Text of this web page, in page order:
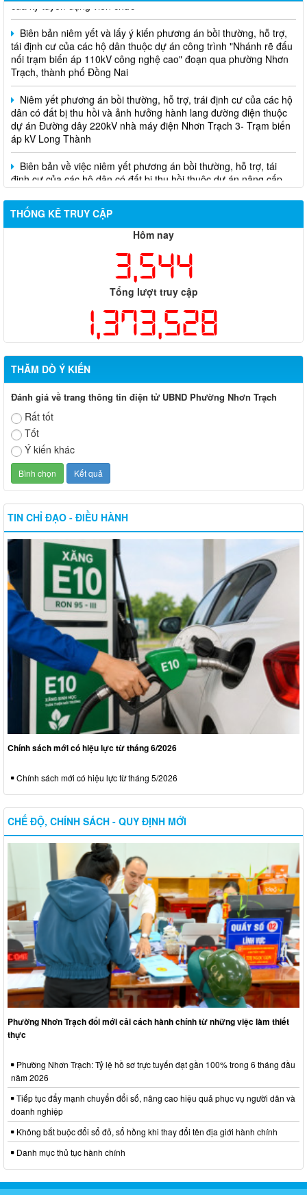
Biên bản niêm yết và lấy ý kiến phương án bồi thường, hỗ trợ,
tái định cư của các hộ dân thuộc dự án công trình "Nhánh rẽ đấu
nối trạm biến áp 110kV công nghệ cao" đoạn qua phường Nhơn
Trạch, thành phố Đồng Nai
Niêm yết phương án bồi thường, hỗ trợ, trái định cư của các hộ
dân có đất bị thu hồi và ảnh hưởng hành lang đường điện thuộc
dự án Đường dây 220kV nhà máy điện Nhơn Trạch 3- Trạm biến
áp kV Long Thành
Biên bản về việc niêm yết phương án bồi thường, hỗ trợ, tái
định cư của các hộ dân có đất bị thu hồi thuộc dự án nâng cấp
đường 25B cũ đoạn từ Trung tâm huyện Nhơn Trạch ra Quốc lộ
51, huyện Long Thành và huyện Nhơn Trạch
THỐNG KÊ TRUY CẬP
Hôm nay
3,544
Tổng lượt truy cập
1,373,528
THĂM DÒ Ý KIẾN
Đánh giá về trang thông tin điện tử UBND Phường Nhơn Trạch
Rất tốt
Tốt
Ý kiến khác
TIN CHỈ ĐẠO - ĐIỀU HÀNH
Chính sách mới có hiệu lực từ tháng 6/2026
Chính sách mới có hiệu lực từ tháng 5/2026
CHẾ ĐỘ, CHÍNH SÁCH - QUY ĐỊNH MỚI
Phường Nhơn Trạch đổi mới cải cách hành chính từ những việc làm thiết
thực
Phường Nhơn Trạch: Tỷ lệ hồ sơ trực tuyến đạt gần 100% trong 6 tháng đầu
năm 2026
Tiếp tục đẩy mạnh chuyển đổi số, nâng cao hiệu quả phục vụ người dân và
doanh nghiệp
Không bắt buộc đổi sổ đỏ, sổ hồng khi thay đổi tên địa giới hành chính
Danh mục thủ tục hành chính